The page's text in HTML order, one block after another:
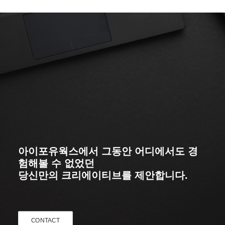
아이포유웍스에서 그동안 어디에서도 경
험해볼 수 없었던
당신만의 크리에이티브를 제안합니다.
CONTACT